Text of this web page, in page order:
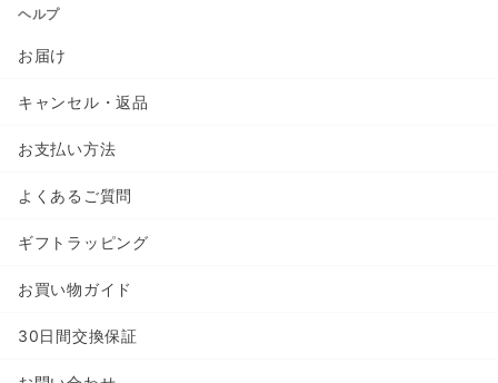
ヘルプ
お届け
キャンセル・返品
お支払い方法
よくあるご質問
ギフトラッピング
お買い物ガイド
30日間交換保証